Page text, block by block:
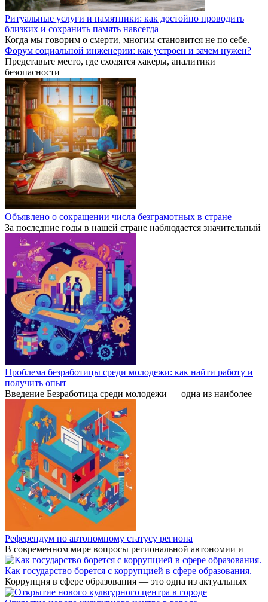
Ритуальные услуги и памятники: как достойно проводить
близких и сохранить память навсегда
Когда мы говорим о смерти, многим становится не по себе.
Форум социальной инженерии: как устроен и зачем нужен?
Представьте место, где сходятся хакеры, аналитики
безопасности
Объявлено о сокращении числа безграмотных в стране
За последние годы в нашей стране наблюдается значительный
Проблема безработицы среди молодежи: как найти работу и
получить опыт
Введение Безработица среди молодежи — одна из наиболее
Референдум по автономному статусу региона
В современном мире вопросы региональной автономии и
Как государство борется с коррупцией в сфере образования.
Коррупция в сфере образования — это одна из актуальных